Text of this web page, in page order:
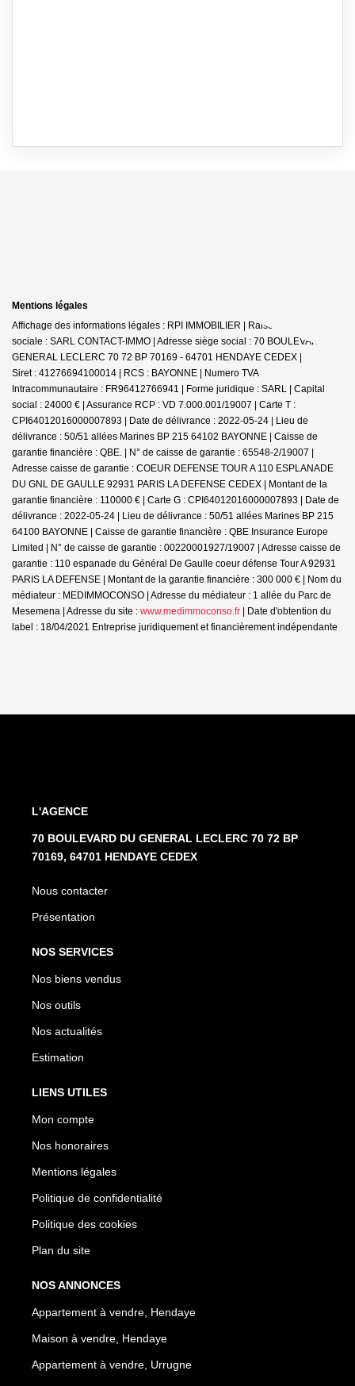
Mentions légales
Affichage des informations légales : RPI IMMOBILIER | Raison
sociale : SARL CONTACT-IMMO | Adresse siège social : 70 BOULEVARD DU
GENERAL LECLERC 70 72 BP 70169 - 64701 HENDAYE CEDEX |
Siret : 41276694100014 | RCS : BAYONNE | Numero TVA
Intracommunautaire : FR96412766941 | Forme juridique : SARL | Capital
social : 24000 € | Assurance RCP : VD 7.000.001/19007 | Carte T :
CPI64012016000007893 | Date de délivrance : 2022-05-24 | Lieu de
délivrance : 50/51 allées Marines BP 215 64102 BAYONNE | Caisse de
garantie financière : QBE. | N° de caisse de garantie : 65548-2/19007 |
Adresse caisse de garantie : COEUR DEFENSE TOUR A 110 ESPLANADE
DU GNL DE GAULLE 92931 PARIS LA DEFENSE CEDEX | Montant de la
garantie financière : 110000 € | Carte G : CPI64012016000007893 | Date de
délivrance : 2022-05-24 | Lieu de délivrance : 50/51 allées Marines BP 215
64100 BAYONNE | Caisse de garantie financière : QBE Insurance Europe
Limited | N° de caisse de garantie : 00220001927/19007 | Adresse caisse de
garantie : 110 espanade du Général De Gaulle coeur défense Tour A 92931
PARIS LA DEFENSE | Montant de la garantie financière : 300 000 € | Nom du
médiateur : MEDIMMOCONSO | Adresse du médiateur : 1 allée du Parc de
Mesemena | Adresse du site : www.medimmoconso.fr | Date d'obtention du
label : 18/04/2021 Entreprise juridiquement et financièrement indépendante
L'AGENCE
70 BOULEVARD DU GENERAL LECLERC 70 72 BP
70169, 64701 HENDAYE CEDEX
Nous contacter
Présentation
NOS SERVICES
Nos biens vendus
Nos outils
Nos actualités
Estimation
LIENS UTILES
Mon compte
Nos honoraires
Mentions légales
Politique de confidentialité
Politique des cookies
Plan du site
NOS ANNONCES
Appartement à vendre, Hendaye
Maison à vendre, Hendaye
Appartement à vendre, Urrugne